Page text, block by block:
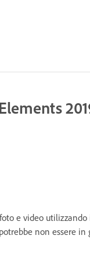
e video
non essere